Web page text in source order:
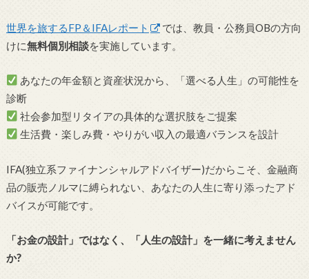
世界を旅するFP＆IFAレポート
では、教員・公務員OBの方向
けに無料個別相談を実施しています。
あなたの年金額と資産状況から、「選べる人生」の可能性を
診断
社会参加型リタイアの具体的な選択肢をご提案
生活費・楽しみ費・やりがい収入の最適バランスを設計
IFA(独立系ファイナンシャルアドバイザー)だからこそ、金融商
品の販売ノルマに縛られない、あなたの人生に寄り添ったアド
バイスが可能です。
「お金の設計」ではなく、「人生の設計」を一緒に考えません
か?